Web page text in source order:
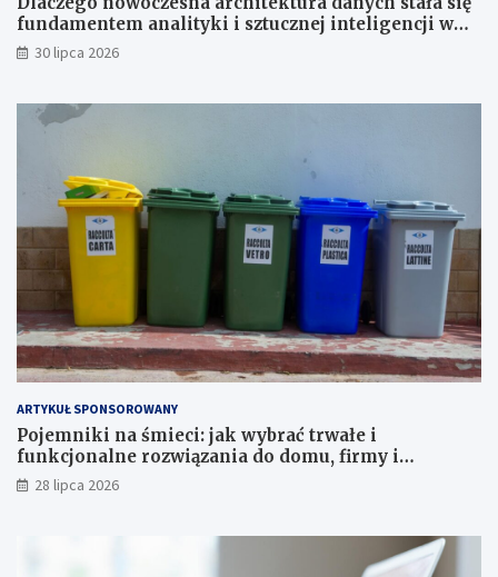
fundamentem analityki i sztucznej inteligencji w
przedsiębiorstwach?
30 lipca 2026
ARTYKUŁ SPONSOROWANY
Pojemniki na śmieci: jak wybrać trwałe i
funkcjonalne rozwiązania do domu, firmy i
instytucji
28 lipca 2026